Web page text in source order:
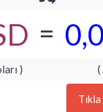
=
) (